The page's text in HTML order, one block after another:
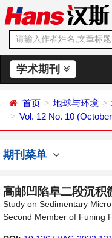
学术期刊
首页 地球与环境
Vol. 12 No. 10
期刊菜单
高邮凹陷阜二段沉积
Study on Sedimentary
Second Member of Funing